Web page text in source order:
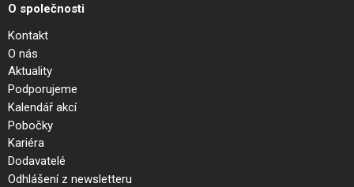
O společnosti
Kontakt
O nás
Aktuality
Podporujeme
Kalendář akcí
Pobočky
Kariéra
Dodavatelé
Odhlášení z newsletteru